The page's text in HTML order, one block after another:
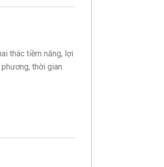
thác tiềm năng, lợi
thời gian